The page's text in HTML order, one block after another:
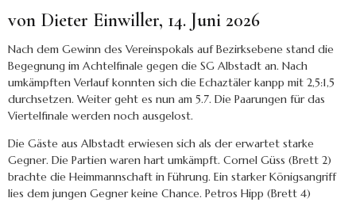
von Dieter Einwiller, 14. Juni 2026
Nach dem Gewinn des Vereinspokals auf Bezirksebene stand die
Begegnung im Achtelfinale gegen die SG Albstadt an. Nach
umkämpften Verlauf konnten sich die Echaztäler kanpp mit 2,5:1,5
durchsetzen. Weiter geht es nun am 5.7. Die Paarungen für das
Viertelfinale werden noch ausgelost.
Die Gäste aus Albstadt erwiesen sich als der erwartet starke
Gegner. Die Partien waren hart umkämpft. Cornel Güss (Brett 2)
brachte die Heimmannschaft in Führung. Ein starker Königsangriff
lies dem jungen Gegner keine Chance. Petros Hipp (Brett 4)